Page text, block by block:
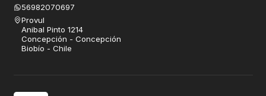
56982070697
Provul
Anibal Pinto 1214
Concepción - Concepción
Biobío - Chile